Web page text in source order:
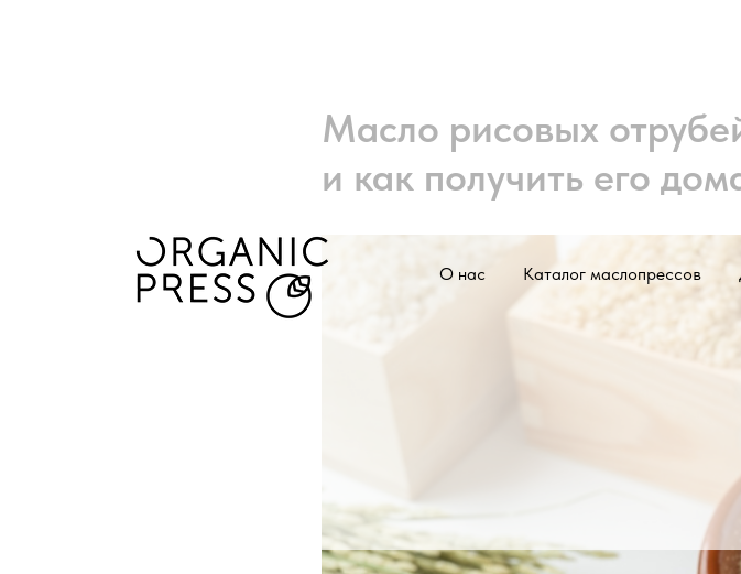
О нас Каталог маслопрессов
Масло рисовых
и как получить его